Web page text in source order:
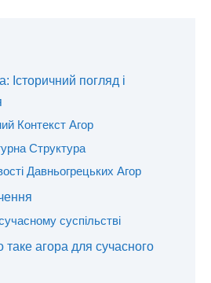
Історичний погляд і
Контекст Агор
Структура
Давньогрецьких Агор
суспільстві
агора для сучасного